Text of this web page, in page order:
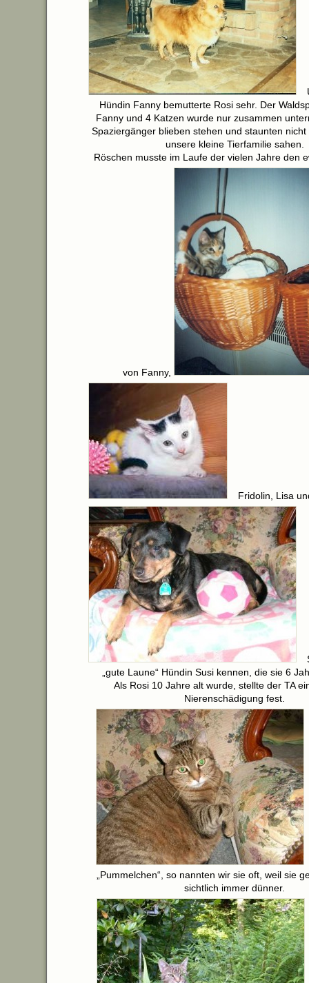
Hündin Fanny bemutterte Rosi sehr. Der
Fanny und 4 Katzen wurde nur zusammen
Spaziergänger blieben stehen und staunten nicht
unsere kleine Tierfamilie sahen.
Röschen musste im Laufe der vielen Jahre den
von Fanny,
Fridolin, Lisa
„gute Laune“ Hündin Susi kennen, die sie 6
Als Rosi 10 Jahre alt wurde, stellte der TA
Nierenschädigung fest.
„Pummelchen“, so nannten wir sie oft, weil sie
sichtlich immer dünner.